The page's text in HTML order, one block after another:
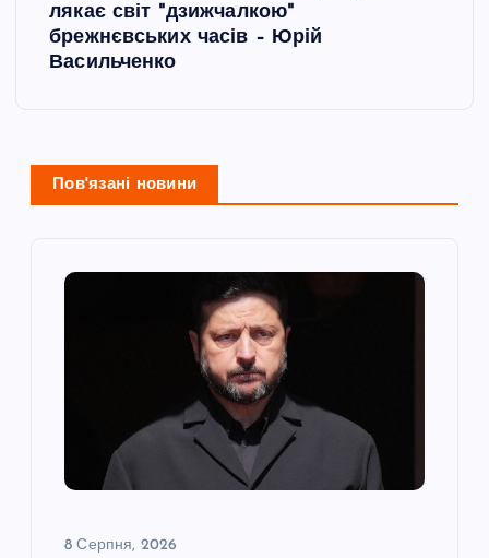
лякає світ "дзижчалкою"
брежнєвських часів – Юрій
Васильченко
Пов'язані новини
8 Серпня, 2026